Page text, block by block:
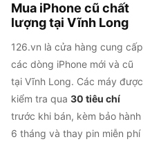
Mua iPhone cũ chất
lượng tại Vĩnh Long
126.vn là cửa hàng cung cấp
các dòng iPhone mới và cũ
tại Vĩnh Long. Các máy được
kiểm tra qua 30 tiêu chí
trước khi bán, kèm bảo hành
6 tháng và thay pin miễn phí